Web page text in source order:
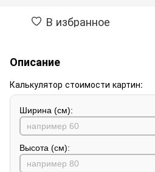
В избранное
Описание
Калькулятор стоимости картин:
Ширина (см):
Высота (см):